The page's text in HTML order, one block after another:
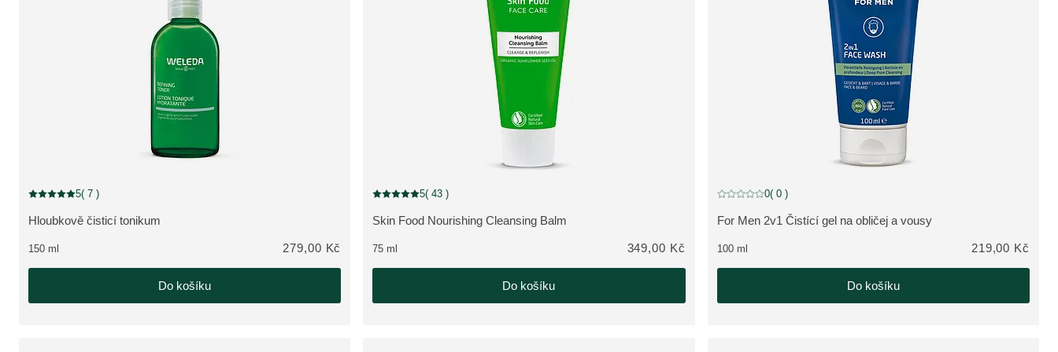
ZOBRAZIT PRODUKT:
Hloubkově čisticí tonikum
Aktuální hodnocení: 5 z 5 hvězdiček hodnoceno 7 zákazníky
5( 7 )
150 ml 279,00 Kč
Do košíku
ZOBRAZIT PRODUKT:
Skin Food Nourishing Cleansing Balm
Aktuální hodnocení: 5 z 5 hvězdiček hodnoceno 43 zákazníky
5( 43 )
75 ml 349,00 Kč
Do košíku
ZOBRAZIT PRODUKT:
For Men 2v1 Čistící gel na obličej a vousy
Aktuální hodnocení: 0 z 5 hvězdiček hodnoceno 0 zákazníky
0( 0 )
100 ml 219,00 Kč
Do košíku